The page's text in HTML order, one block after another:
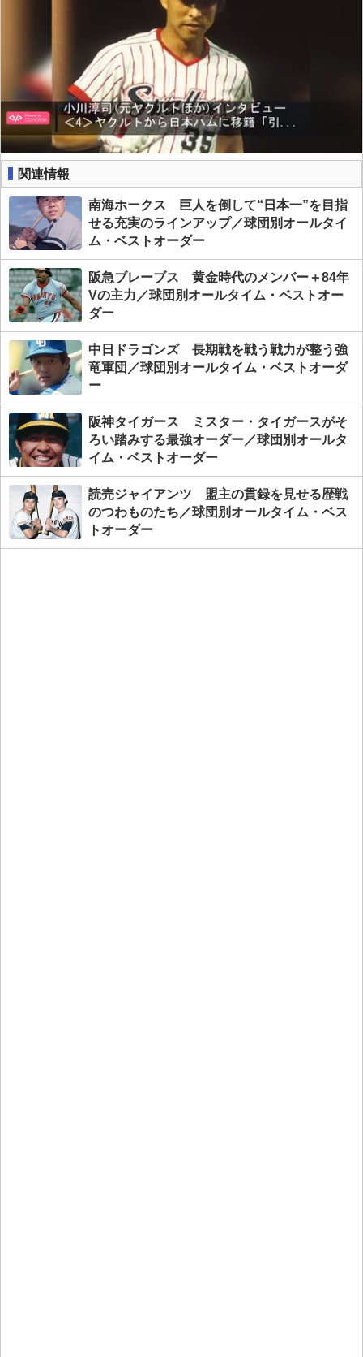
関連情報
南海ホークス 巨人を倒して“日本一”を目指
せる充実のラインアップ／球団別オールタイ
ム・ベストオーダー
阪急ブレーブス 黄金時代のメンバー＋84年
Vの主力／球団別オールタイム・ベストオー
ダー
中日ドラゴンズ 長期戦を戦う戦力が整う強
竜軍団／球団別オールタイム・ベストオーダ
ー
阪神タイガース ミスター・タイガースがそ
ろい踏みする最強オーダー／球団別オールタ
イム・ベストオーダー
読売ジャイアンツ 盟主の貫録を見せる歴戦
のつわものたち／球団別オールタイム・ベス
トオーダー